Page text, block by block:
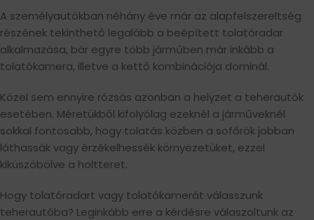
A személyautókban néhány éve már az alapfelszereltség
részének tekinthető legalább a beépített tolatóradar
alkalmazása, bár egyre több járműben már inkább a
tolatókamera, illetve a kettő kombinációja dominál.
Közel sem ennyire rózsás azonban a helyzet a teherautók
esetében. Méretükből kifolyólag ezeknél a járműveknél
sokkal fontosabb, hogy tolatás közben a sofőrök jobban
láthassák vagy érzékelhessék környezetüket, ezzel
kiküszöbölve a holtteret.
Hogy tolatóradart vagy tolatókamerát válasszunk
teherautóba? Leginkább erre a kérdésre válaszoltunk az